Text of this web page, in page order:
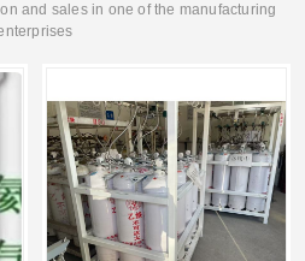
and sales in one of the manufacturing